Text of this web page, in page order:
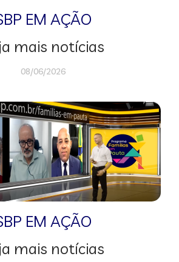
EM AÇÃO
mais notícias
08/06/2026
EM AÇÃO
mais notícias